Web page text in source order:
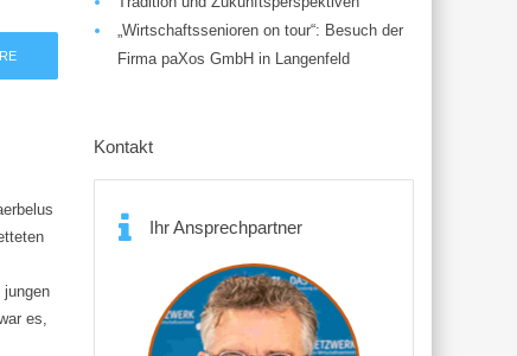
es,
„Wirtschaftssenioren on tour“: Besuch der
Firma paXos GmbH in Langenfeld
Kontakt
Ihr Ansprechpartner